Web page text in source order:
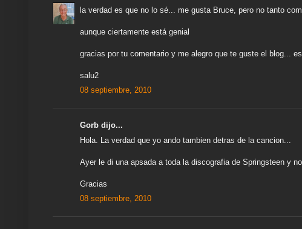
la verdad es que no lo sé... me gusta Bruce, pero no tanto
aunque ciertamente está genial
gracias por tu comentario y me alegro que te guste el blog...
salu2
08 septiembre, 2010
Gorb dijo...
Hola. La verdad que yo ando tambien detras de la cancion...
Ayer le di una apsada a toda la discografia de Springsteen y
Gracias
08 septiembre, 2010